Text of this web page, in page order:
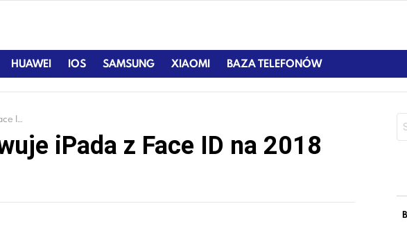
HUAWEI IOS SAMSUNG XIAOMI BAZA TELEFONÓW
rok
iPada z Face ID na 2018